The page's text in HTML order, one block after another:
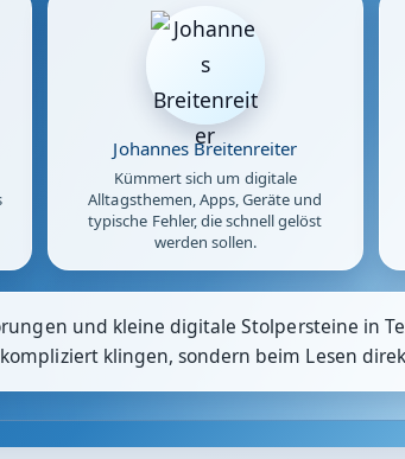
Johannes Breitenreiter
Kümmert sich um digitale
Alltagsthemen, Apps, Geräte und
typische Fehler, die schnell gelöst
werden sollen.
und kleine digitale Stolpersteine in
klingen, sondern beim Lesen